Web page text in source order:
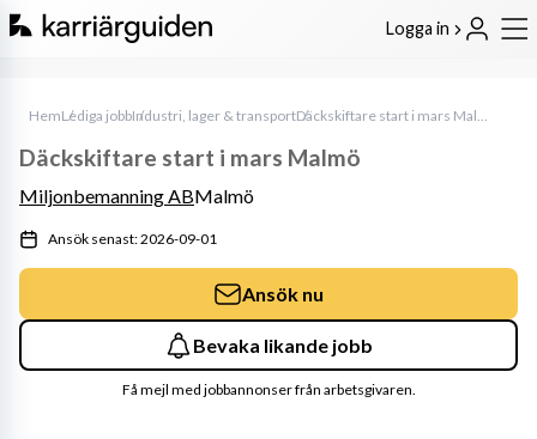
Logga in
HemLediga jobbIndustri, lager & transport Däckskiftare start i mars Malmö
Däckskiftare start i mars Malmö
Miljonbemanning ABMalmö
Ansök senast: 2026-09-01
Ansök nu
Bevaka likande jobb
Få mejl med jobbannonser från arbetsgivaren.